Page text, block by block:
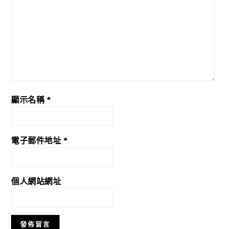
顯示名稱 *
電子郵件地址 *
個人網站網址